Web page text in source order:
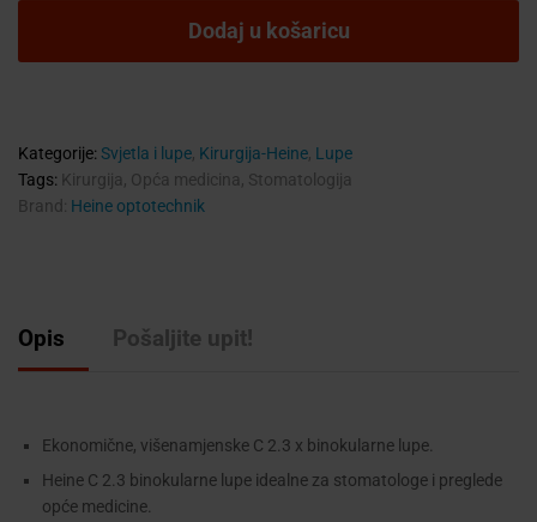
Dodaj u košaricu
Kategorije: Svjetla i lupe, Kirurgija-Heine, Lupe
Tags: Kirurgija, Opća medicina, Stomatologija
Brand: Heine optotechnik
Opis Pošaljite upit!
Ekonomične, višenamjenske C 2.3 x binokularne lupe.
Heine C 2.3 binokularne lupe idealne za stomatologe i preglede
opće medicine.